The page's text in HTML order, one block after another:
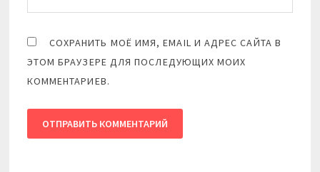
СОХРАНИТЬ МОЁ ИМЯ, EMAIL И АДРЕС САЙТА В
ЭТОМ БРАУЗЕРЕ ДЛЯ ПОСЛЕДУЮЩИХ МОИХ
КОММЕНТАРИЕВ.